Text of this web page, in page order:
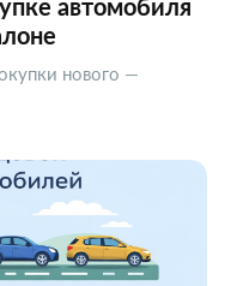
нового —